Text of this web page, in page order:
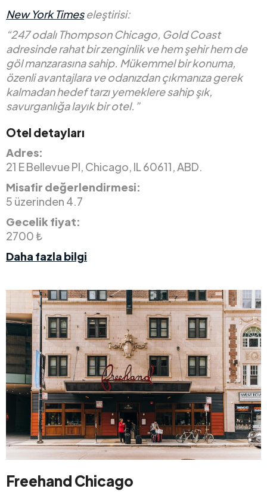
New York Timeseleştirisi:
“247 odalı Thompson Chicago, Gold Coast
adresinde rahat bir zenginlik ve hem şehir hem de
göl manzarasına sahip. Mükemmel bir konuma,
özenli avantajlara ve odanızdan çıkmanıza gerek
kalmadan hedef tarzı yemeklere sahip şık,
savurganlığa layık bir otel.”
Otel detayları
Adres:
21 E Bellevue Pl, Chicago, IL 60611, ABD.
Misafir değerlendirmesi:
5 üzerinden 4.7
Gecelik fiyat:
2700 ₺
Daha fazla bilgi
Freehand Chicago